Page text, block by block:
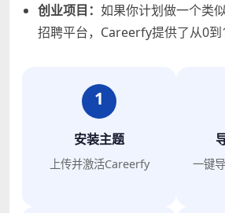
创业项目： 如果你计划做一个类
招聘平台，Careerfy提供了从0到
1
安装主题
上传并激活Careerfy 一键